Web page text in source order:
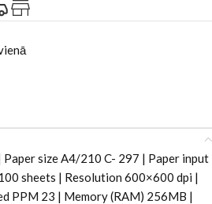
size A4/210 C- 297 | Paper input
sheets | Resolution 600×600 dpi |
PPM 23 | Memory (RAM) 256MB |